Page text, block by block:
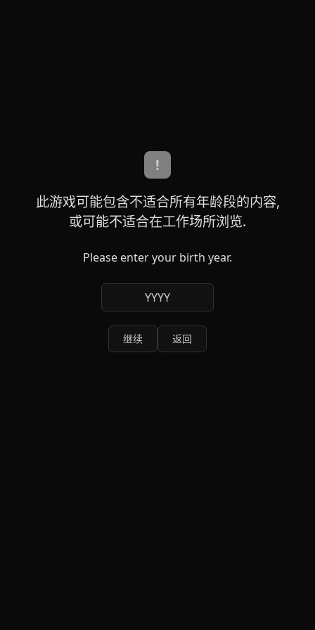
!
此游戏可能包含不适合所有年龄段的内容,
或可能不适合在工作场所浏览.
Please enter your birth year.
YYYY
继续 返回